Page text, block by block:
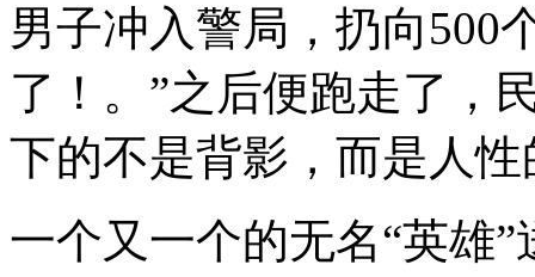
男子冲入警局，扔向500
了！。”之后便跑走了，
下的不是背影，而是人
一个又一个的无名“英雄